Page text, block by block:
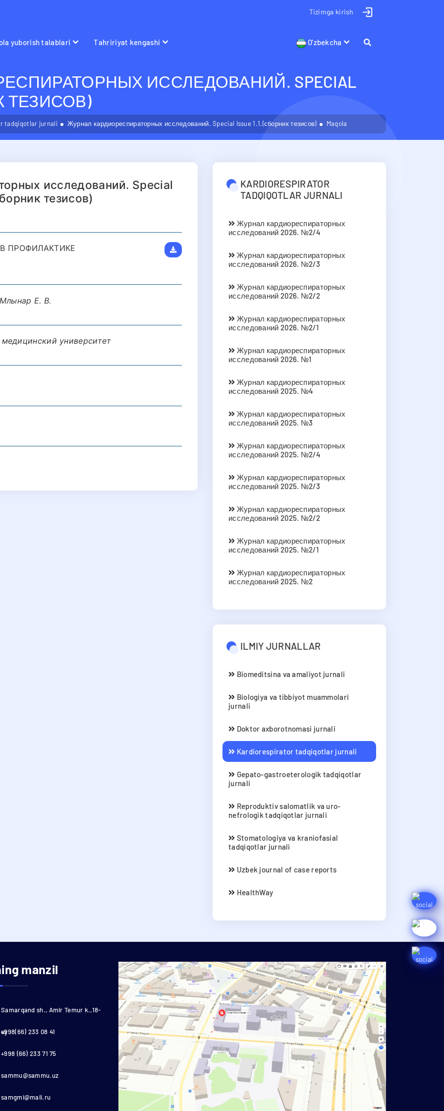
Tizimga kirish
yuborish talablari Tahririyat kengashi O'zbekcha
ИССЛЕДОВАНИЙ. SPECIAL
ТЕЗИСОВ)
tadqiqotlar jurnali Журнал кардиореспираторных исследований. Special Issue 1.1.(сборник тезисов) Maqola
исследований. Special
тезисов)
ПРОФИЛАКТИКЕ
Е. В.
университет
KARDIORESPIRATOR
TADQIQOTLAR JURNALI
Журнал кардиореспираторных
исследований 2026. №2/4
Журнал кардиореспираторных
исследований 2026. №2/3
Журнал кардиореспираторных
исследований 2026. №2/2
Журнал кардиореспираторных
исследований 2026. №2/1
Журнал кардиореспираторных
исследований 2026. №1
Журнал кардиореспираторных
исследований 2025. №4
Журнал кардиореспираторных
исследований 2025. №3
Журнал кардиореспираторных
исследований 2025. №2/4
Журнал кардиореспираторных
исследований 2025. №2/3
Журнал кардиореспираторных
исследований 2025. №2/2
Журнал кардиореспираторных
исследований 2025. №2/1
Журнал кардиореспираторных
исследований 2025. №2
ILMIY JURNALLAR
Biomeditsina va amaliyot jurnali
Biologiya va tibbiyot muammolari
jurnali
Doktor axborotnomasi jurnali
Kardiorespirator tadqiqotlar jurnali
Gepato-gastroeterologik tadqiqotlar
jurnali
Reproduktiv salomatlik va uro-
nefrologik tadqiqotlar jurnali
Stomatologiya va kraniofasial
tadqiqotlar jurnali
Uzbek journal of case reports
HealthWay
manzil
Samarqand sh., Amir Temur k.,18-
uy
+998(66) 233 08 41
+998 (66) 233 71 75
sammu@sammu.uz
samgmi@mail.ru